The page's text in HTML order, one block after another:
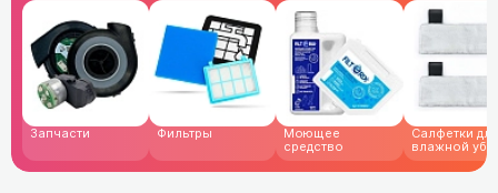
Запчасти Фильтры Моющее
средство
Cалфетки для
влажной